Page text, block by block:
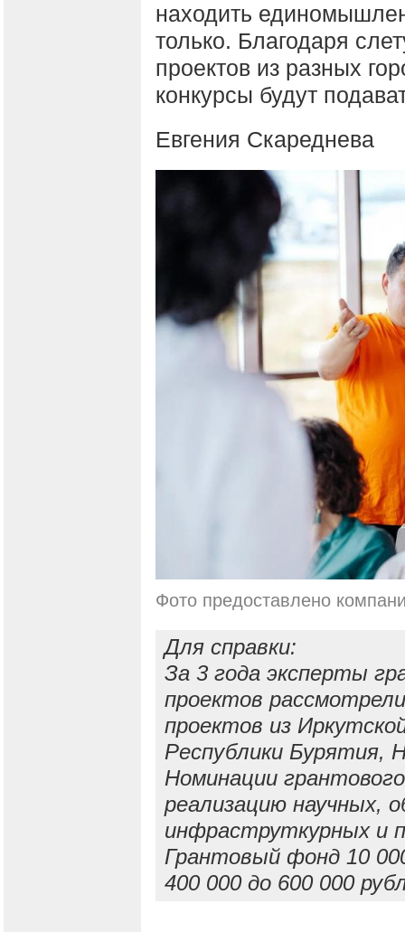
находить
только. Благодаря
проектов из разных
конкурсы будут
Евгения Скареднева
Фото предоставлено
Для справки:
За 3 года эксперты
проектов
проектов из
Республики Бурятия,
Номинации
реализацию научных,
инфраструткурных и
Грантовый фонд 10
400 000 до 600 000